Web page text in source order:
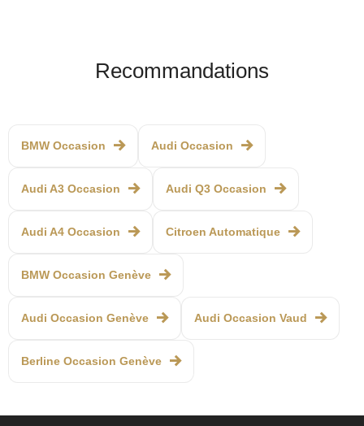
Recommandations
BMW Occasion Audi Occasion
Audi A3 Occasion Audi Q3 Occasion
Audi A4 Occasion Citroen Automatique
BMW Occasion Genève
Audi Occasion Genève Audi Occasion Vaud
Berline Occasion Genève